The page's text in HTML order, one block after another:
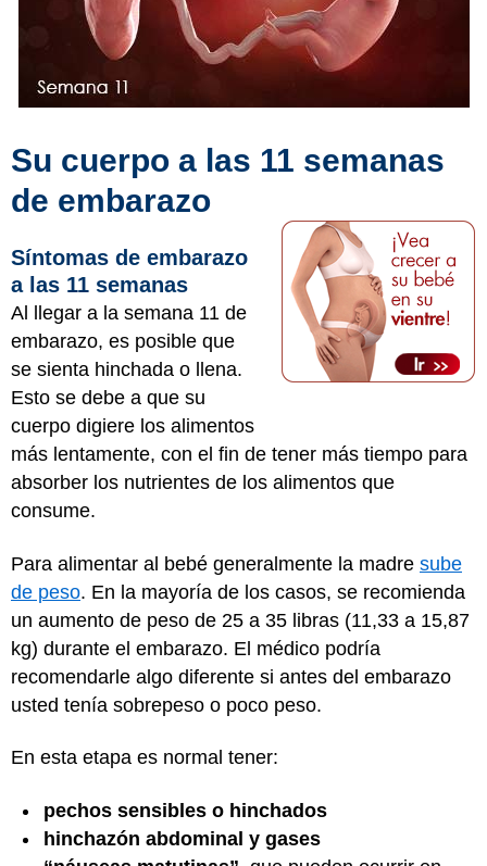
Su cuerpo a las 11 semanas
de embarazo
Síntomas de embarazo
a las 11 semanas
Al llegar a la semana 11 de
embarazo, es posible que
se sienta hinchada o llena.
Esto se debe a que su
cuerpo digiere los alimentos
más lentamente, con el fin de tener más tiempo para
absorber los nutrientes de los alimentos que
consume.
Para alimentar al bebé generalmente la madre sube
de peso. En la mayoría de los casos, se recomienda
un aumento de peso de 25 a 35 libras (11,33 a 15,87
kg) durante el embarazo. El médico podría
recomendarle algo diferente si antes del embarazo
usted tenía sobrepeso o poco peso.
En esta etapa es normal tener:
pechos sensibles o hinchados
hinchazón abdominal y gases